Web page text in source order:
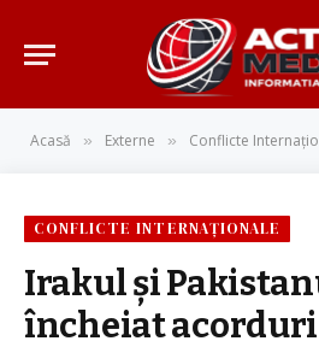
Acasă » Externe » Conflicte
CONFLICTE INTERNAȚIONALE
Irakul și
încheiat